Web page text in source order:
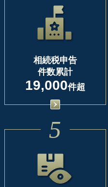
相続税申告
件数累計
19,000件超
5